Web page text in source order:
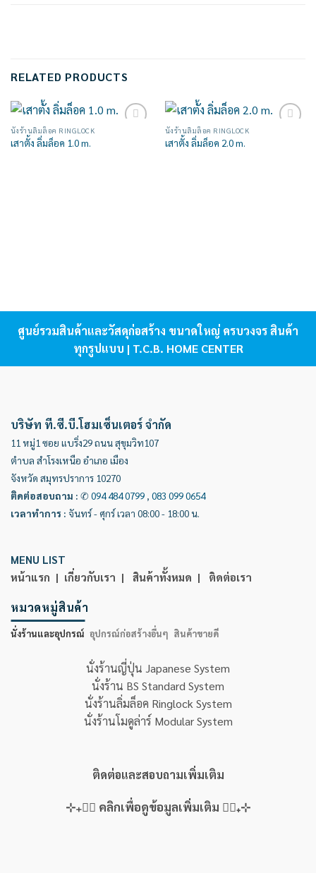
RELATED PRODUCTS
นั่งร้านลิ่มล็อค RINGLOCK
เสาตั้ง ลิ่มล็อค 1.0 m.
นั่งร้านลิ่มล็อค RINGLOCK
เสาตั้ง ลิ่มล็อค 2.0 m.
ศูนย์รวมสินค้าและวัสดุก่อสร้าง ขนาดใหญ่ ครบวงจร สินค้า
ทุกรูปแบบ | T.C.B. HOME CENTER
บริษัท ที.ซี.บี.โฮมเซ็นเตอร์ จำกัด
11 หมู่1 ซอย แบริ่ง29 ถนน สุขุมวิท107
ตำบล สำโรงเหนือ อำเภอ เมือง
จังหวัด สมุทรปราการ 10270
ติดต่อสอบถาม : ✆ 094 484 0799 , 083 099 0654
เวลาทำการ : จันทร์ - ศุกร์ เวลา 08:00 - 18:00 น.
MENU LIST
หน้าแรก | เกี่ยวกับเรา | สินค้าทั้งหมด | ติดต่อเรา
หมวดหมู่สินค้า
นั่งร้านและอุปกรณ์ อุปกรณ์ก่อสร้างอื่นๆ สินค้าขายดี
นั่งร้านญี่ปุ่น Japanese System
นั่งร้าน BS Standard System
นั่งร้านลิ่มล็อค Ringlock System
นั่งร้านโมดูล่าร์ Modular System
ติดต่อและสอบถามเพิ่มเติม
⊹₊👇🏻 คลิกเพื่อดูข้อมูลเพิ่มเติม 👇🏻₊⊹